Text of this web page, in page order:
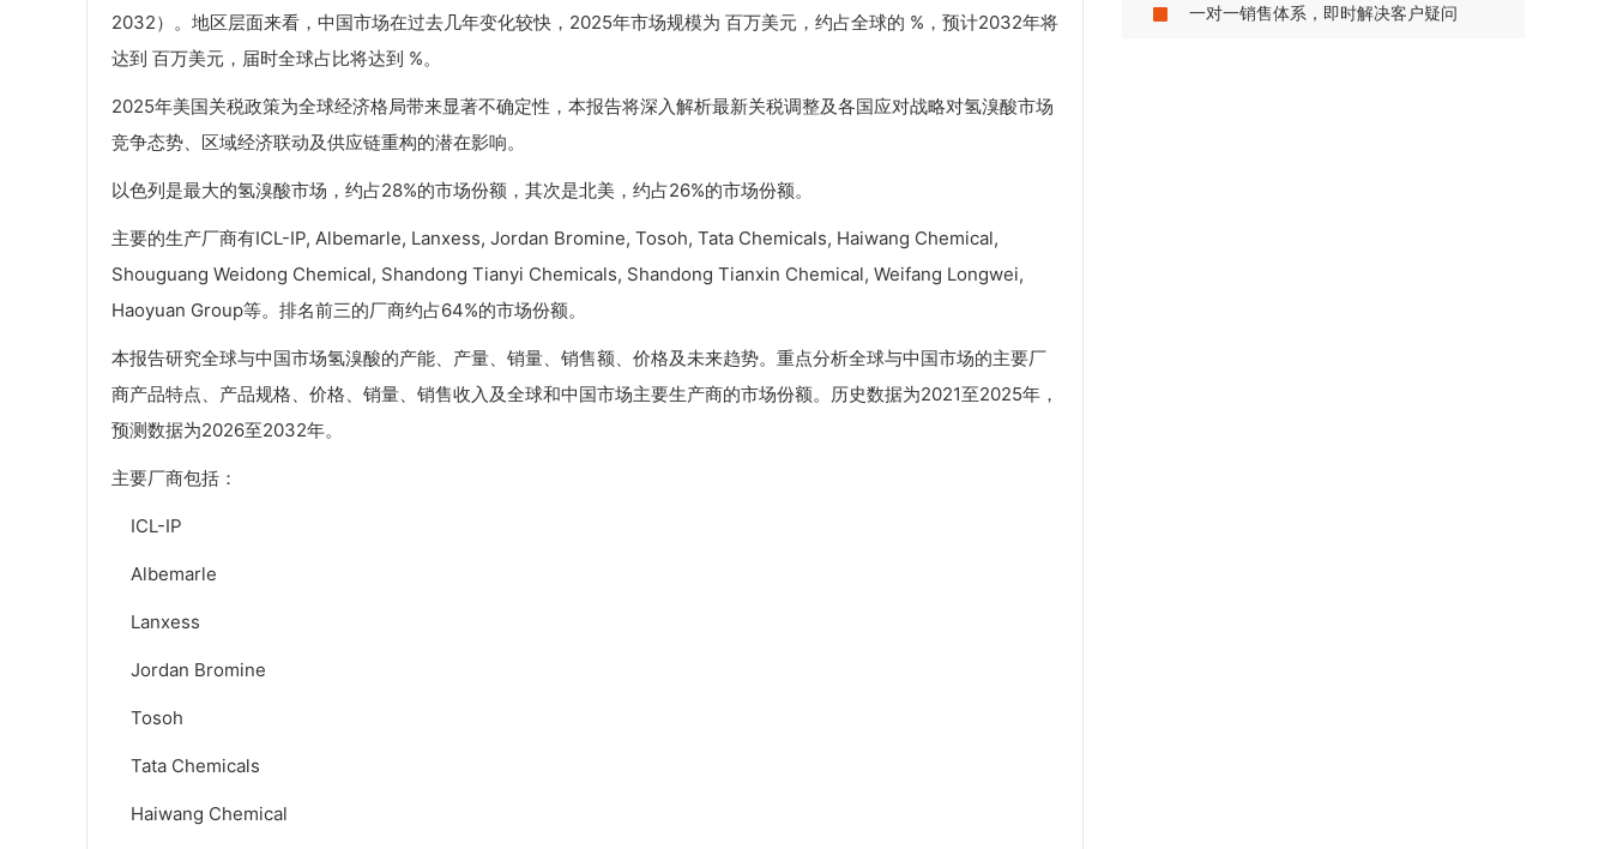
2032）。地区层面来看，中国市场在过去几年变化较快，2025年市场规模为 百万美元，约占全球的 %，预计2032年将
达到 百万美元，届时全球占比将达到 %。
2025年美国关税政策为全球经济格局带来显著不确定性，本报告将深入解析最新关税调整及各国应对战略对氢溴酸市场
竞争态势、区域经济联动及供应链重构的潜在影响。
以色列是最大的氢溴酸市场，约占28%的市场份额，其次是北美，约占26%的市场份额。
主要的生产厂商有ICL-IP, Albemarle, Lanxess, Jordan Bromine, Tosoh, Tata Chemicals, Haiwang Chemical,
Shouguang Weidong Chemical, Shandong Tianyi Chemicals, Shandong Tianxin Chemical, Weifang Longwei,
Haoyuan Group等。排名前三的厂商约占64%的市场份额。
本报告研究全球与中国市场氢溴酸的产能、产量、销量、销售额、价格及未来趋势。重点分析全球与中国市场的主要厂
商产品特点、产品规格、价格、销量、销售收入及全球和中国市场主要生产商的市场份额。历史数据为2021至2025年，
预测数据为2026至2032年。
主要厂商包括：
ICL-IP
Albemarle
Lanxess
Jordan Bromine
Tosoh
Tata Chemicals
Haiwang Chemical
一对一销售体系，即时解决客户疑问